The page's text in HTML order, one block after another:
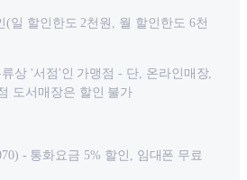
(일 할인한도 2천원, 월 할인한도 6천
상 '서점'인 가맹점 - 단, 온라인매장,
도서매장은 할인 불가
- 통화요금 5% 할인, 임대폰 무료